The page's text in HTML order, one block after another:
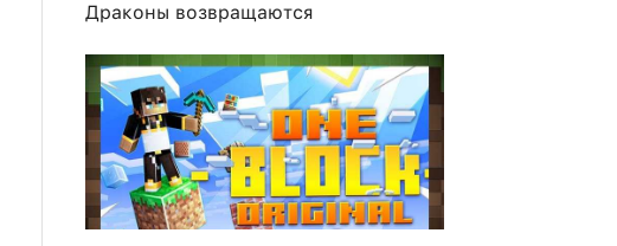
bolo2010 Paperboats xxBoWiExx
Драконы возвращаются